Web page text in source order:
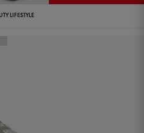
LIFESTYLE